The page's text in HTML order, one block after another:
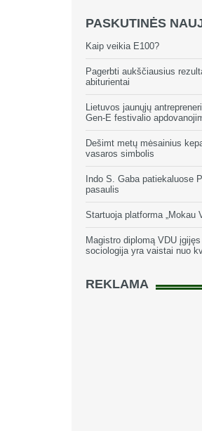
PASKUTINĖS
Kaip veikia E100?
Pagerbti aukščiausius
abiturientai
Lietuvos jaunųjų
Gen-E festivalio
Dešimt metų mėsainius
vasaros simbolis
Indo S. Gaba patiekaluose
pasaulis
Startuoja platforma „Mokau
Magistro diplomą VDU
sociologija yra vaistai nuo
REKLAMA